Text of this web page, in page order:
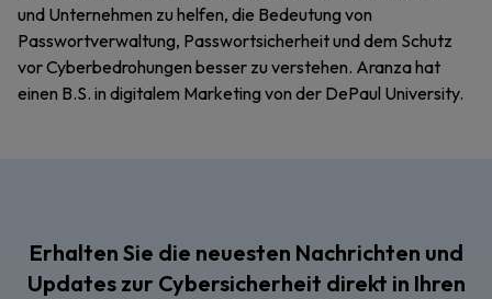
und Unternehmen zu helfen, die Bedeutung von
Passwortverwaltung, Passwortsicherheit und dem Schutz
vor Cyberbedrohungen besser zu verstehen. Aranza hat
einen B.S. in digitalem Marketing von der DePaul University.
Erhalten Sie die neuesten Nachrichten und
Updates zur Cybersicherheit direkt in Ihren